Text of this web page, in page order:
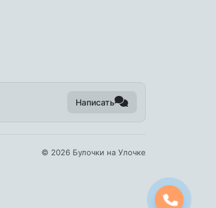
Написать
© 2026 Булочки на Улочке